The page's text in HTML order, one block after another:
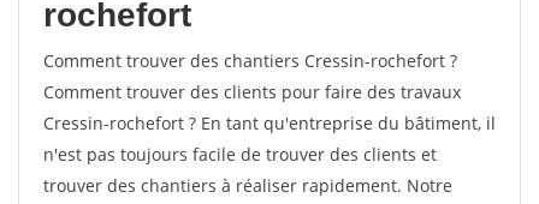
rochefort
Comment trouver des chantiers Cressin-rochefort ?
Comment trouver des clients pour faire des travaux
Cressin-rochefort ? En tant qu'entreprise du bâtiment, il
n'est pas toujours facile de trouver des clients et
trouver des chantiers à réaliser rapidement. Notre